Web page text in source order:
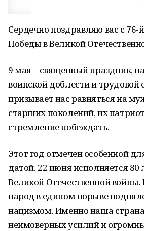
Сердечно поздравляю вас с
Победы в Великой
9 мая – священный праздник,
воинской доблести и трудовой
призывает нас равняться на
старших поколений, их
стремление побеждать.
Этот год отмечен особенной
датой. 22 июня исполняется 80
Великой Отечественной войны.
народ в едином порыве
нацизмом. Именно наша
неимоверных усилий и